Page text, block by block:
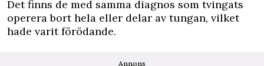
Det finns de med samma diagnos som tvingats
operera bort hela eller delar av tungan, vilket
hade varit förödande.
Annons